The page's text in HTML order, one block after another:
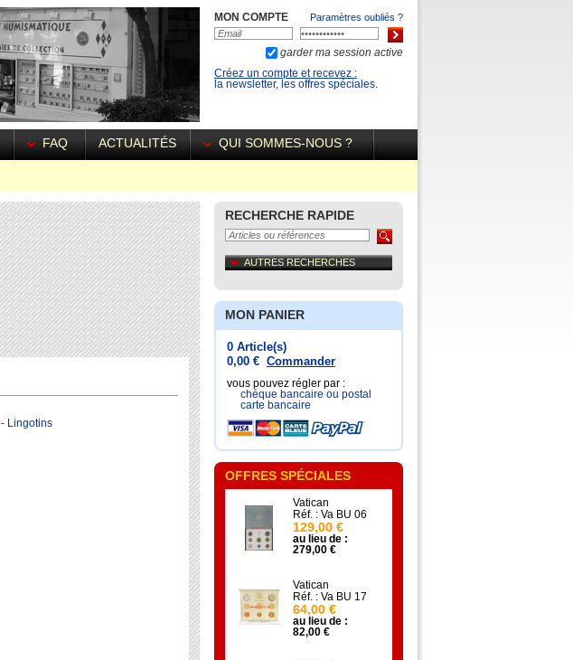
MON COMPTE Paramètres oubliés ?
garder ma session active
Créez un compte et recevez :
la newsletter, les offres spéciales.
FAQ ACTUALITÉS QUI SOMMES-NOUS ?
- Lingotins
RECHERCHE RAPIDE
AUTRES RECHERCHES
MON PANIER
0 Article(s)
0,00 € Commander
vous pouvez régler par :
chéque bancaire ou postal
carte bancaire
OFFRES SPÉCIALES
Vatican
Réf. : Va BU 06
129,00 €
au lieu de :
279,00 €
Vatican
Réf. : Va BU 17
64,00 €
au lieu de :
82,00 €